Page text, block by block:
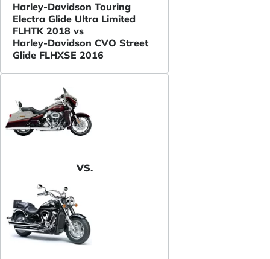
Harley-Davidson Touring
Electra Glide Ultra Limited
FLHTK 2018 vs
Harley-Davidson CVO Street
Glide FLHXSE 2016
VS.